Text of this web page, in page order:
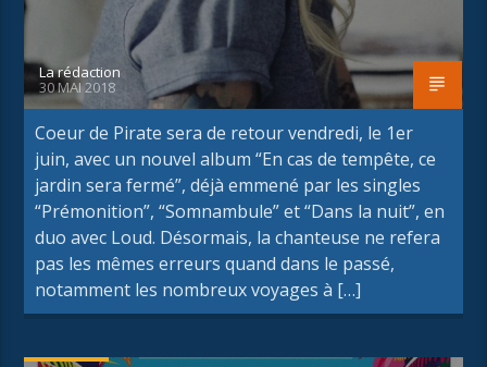
La rédaction
30 MAI 2018
Coeur de Pirate sera de retour vendredi, le 1er
juin, avec un nouvel album “En cas de tempête, ce
jardin sera fermé”, déjà emmené par les singles
“Prémonition”, “Somnambule” et “Dans la nuit”, en
duo avec Loud. Désormais, la chanteuse ne refera
pas les mêmes erreurs quand dans le passé,
notamment les nombreux voyages à […]